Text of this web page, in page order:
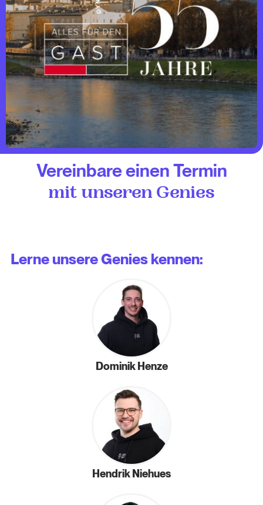
Vereinbare einen Termin
mit unseren Genies
Lerne unsere Genies kennen:
Dominik Henze
Hendrik Niehues